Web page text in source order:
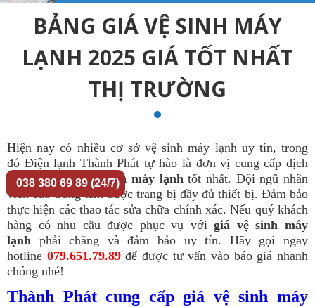
BẢNG GIÁ VỆ SINH MÁY
LẠNH 2025 GIÁ TỐT NHẤT
THỊ TRƯỜNG
Hiện nay có nhiều cơ sở vệ sinh máy lạnh uy tín, trong
đó Điện lạnh Thành Phát tự hào là đơn vị cung cấp dịch
vụ vệ sinhgiá vệ sinh máy lạnhtốt nhất. Đội ngũ nhân
viên của trung tâm được trang bị đầy đủ thiết bị. Đảm bảo
thực hiện các thao tác sửa chữa chính xác. Nếu quý khách
hàng có nhu cầu được phục vụ vớigiá vệ sinh máy
lạnh phải chăng và đảm bảo uy tín. Hãy gọi ngay
hotline 079.651.79.89 để được tư vấn vào báo giá nhanh
chóng nhé!
Thành Phát cung cấp giá vệ sinh máy
038 380 69 89 (24/7)